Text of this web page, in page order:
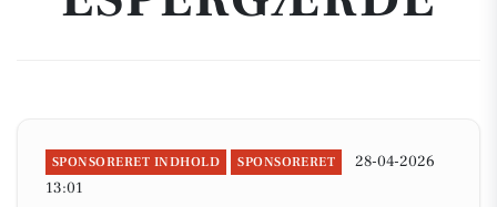
SPONSORERET INDHOLD SPONSORERET
28-04-2026
13:01